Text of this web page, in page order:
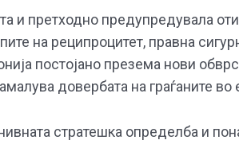
и претходно предупредувала
на реципроцитет, правна
постојано презема нови
довербата на граѓаните
стратешка определба и